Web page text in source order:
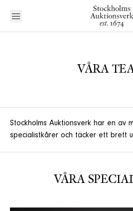
VÅRA
Stockholms Auktionsverk har en av
specialistkårer och täcker ett brett
VÅRA